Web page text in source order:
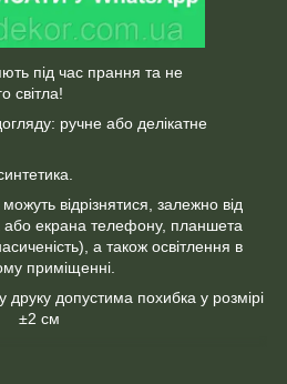
під час прання та не
світла!
ручне або делікатне
можуть відрізнятися, залежно від
або екрана телефону, планшета
а також освітлення в
приміщенні.
допустима похибка у розмірі
±2 см